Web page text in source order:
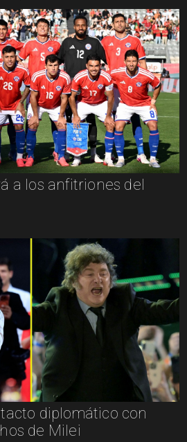
a los anfitriones del
diplomático con
de Milei